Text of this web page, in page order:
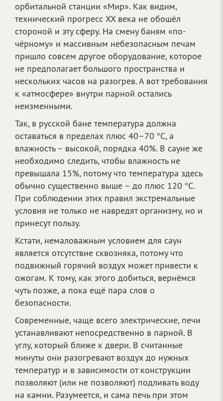
орбитальной станции «Мир». Как видим,
технический прогресс XX века не обошёл
стороной и эту сферу. На смену баням «по-
чёрному» и массивным небезопасным печам
пришло совсем другое оборудование, которое
не предполагает большого пространства и
нескольких часов на разогрев. А вот требования
к «атмосфере» внутри парной остались
неизменными.
Так, в русской бане температура должна
оставаться в пределах плюс 40–70 °С, а
влажность – высокой, порядка 40%. В сауне же
необходимо следить, чтобы влажность не
превышала 15%, потому что температура здесь
обычно существенно выше – до плюс 120 °С.
При соблюдении этих правил экстремальные
условия не только не навредят организму, но и
принесут пользу.
Кстати, немаловажным условием для саун
является отсутствие сквозняка, потому что
подвижный горячий воздух может привести к
ожогам. К тому, как этого добиться, вернёмся
чуть позже, а пока ещё пара слов о
безопасности.
Современные, чаще всего электрические, печи
устанавливают непосредственно в парной. В
углу, который ближе к двери. В считанные
минуты они разогревают воздух до нужных
температур и в зависимости от конструкции
позволяют (или не позволяют) подливать воду
на камни. Разумеется, и сама печь при этом